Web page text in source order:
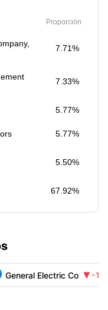
Proporción
7.71%
7.33%
5.77%
5.77%
5.50%
67.92%
General Electric Co  -